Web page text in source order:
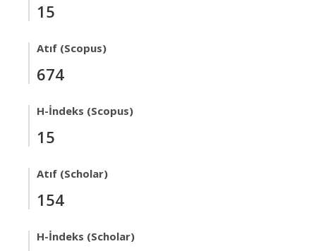
15
Atıf (Scopus)
674
H-İndeks (Scopus)
15
Atıf (Scholar)
154
H-İndeks (Scholar)